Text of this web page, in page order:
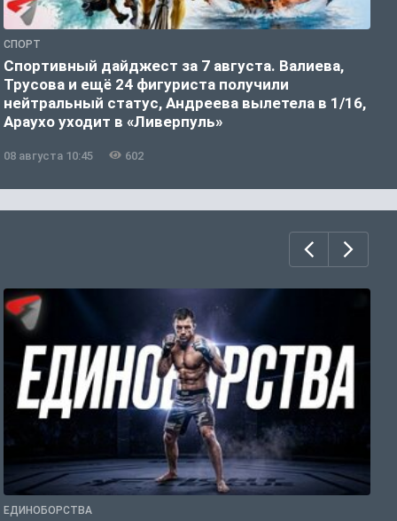
СПОРТ
Спортивный дайджест за 7 августа. Валиева,
Трусова и ещё 24 фигуриста получили
нейтральный статус, Андреева вылетела в 1/16,
Араухо уходит в «Ливерпуль»
08 августа 10:45 602
ЕДИНОБОРСТВА